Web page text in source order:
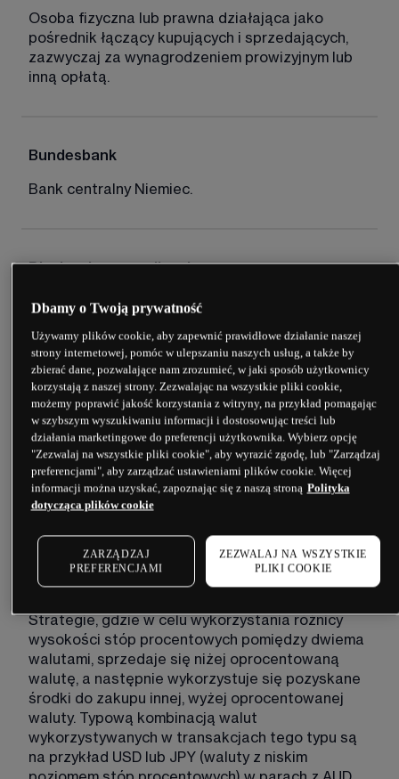
Osoba fizyczna lub prawna działająca jako
pośrednik łączący kupujących i sprzedających,
zazwyczaj za wynagrodzeniem prowizyjnym lub
inną opłatą.
Bundesbank
Bank centralny Niemiec.
Błyskawiczna realizacja
Realizacja zlecenia po cenie widocznej na
ekranie.
C
CAC
Jest to indeks giełdowy ważony wartością
rynkową, w którego skład wchodzi 40 spółek
notowanych na paryskiej giełdzie.
Carry trade
Strategie, gdzie w celu wykorzystania różnicy
wysokości stóp procentowych pomiędzy dwiema
walutami, sprzedaje się niżej oprocentowaną
walutę, a następnie wykorzystuje się pozyskane
środki do zakupu innej, wyżej oprocentowanej
waluty. Typową kombinacją walut
wykorzystywanych w transakcjach tego typu są
na przykład USD lub JPY (waluty z niskim
Dbamy o Twoją prywatność
Używamy plików cookie, aby zapewnić prawidłowe działanie naszej
strony internetowej, pomóc w ulepszaniu naszych usług, a także by
zbierać dane, pozwalające nam zrozumieć, w jaki sposób użytkownicy
korzystają z naszej strony. Zezwalając na wszystkie pliki cookie,
możemy poprawić jakość korzystania z witryny, na przykład pomagając
w szybszym wyszukiwaniu informacji i dostosowując treści lub
działania marketingowe do preferencji użytkownika. Wybierz opcję
"Zezwalaj na wszystkie pliki cookie", aby wyrazić zgodę, lub "Zarządzaj
preferencjami", aby zarządzać ustawieniami plików cookie. Więcej
informacji można uzyskać, zapoznając się z naszą stroną Polityka
dotycząca plików cookie
ZARZĄDZAJ
PREFERENCJAMI
ZEZWALAJ NA WSZYSTKIE
PLIKI COOKIE